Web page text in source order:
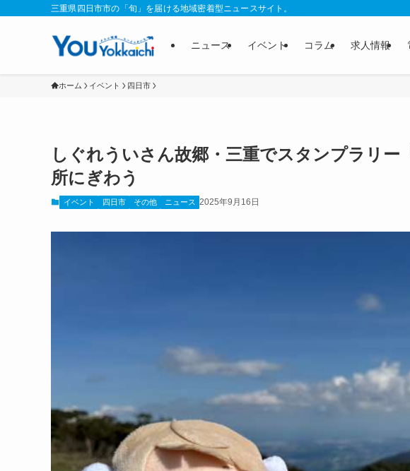
三重県四日市市の「旬」を届ける地域密着型ニュースサイト。
ニュース イベント コラム 求人情報
ホーム イベント 四日市
しぐれういさん故郷・三重でスタンプラリ
所にぎわう
イベント 四日市 その他 ニュース 2025年9月16日